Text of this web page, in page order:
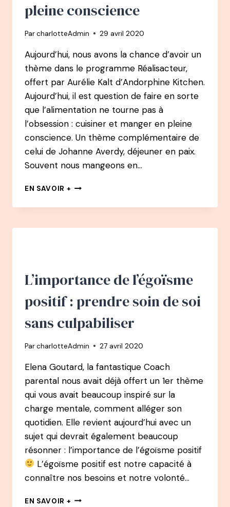
pleine conscience
ParcharlotteAdmin 29 avril 2020
Aujourd’hui, nous avons la chance d’avoir un
thème dans le programme Réalisacteur,
offert par Aurélie Kalt d’Andorphine Kitchen.
Aujourd’hui, il est question de faire en sorte
que l’alimentation ne tourne pas à
l’obsession : cuisiner et manger en pleine
conscience. Un thème complémentaire de
celui de Johanne Averdy, déjeuner en paix.
Souvent nous mangeons en…
EN SAVOIR + CUISINER
MANGER
PLEINE
L’importance de l’égoïsme
positif : prendre soin de soi
sans culpabiliser
ParcharlotteAdmin 27 avril 2020
Elena Goutard, la fantastique Coach
parental nous avait déjà offert un 1er thème
qui vous avait beaucoup inspiré sur la
charge mentale, comment alléger son
quotidien. Elle revient aujourd’hui avec un
sujet qui devrait également beaucoup
résonner : l’importance de l’égoïsme positif
L’égoïsme positif est notre capacité à
connaître nos besoins et notre volonté…
EN SAVOIR + L’IMPORTANCE